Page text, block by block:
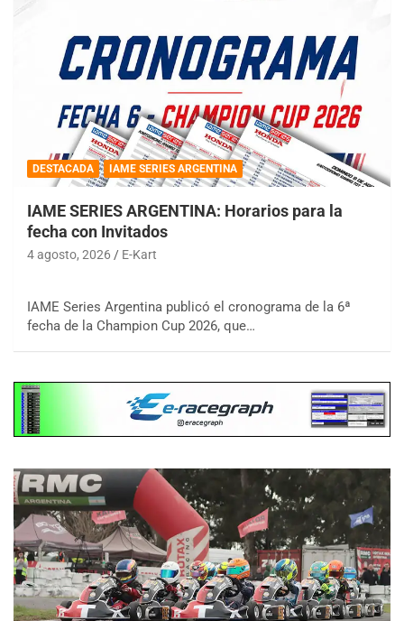
DESTACADA IAME SERIES ARGENTINA
IAME SERIES ARGENTINA: Horarios para la
fecha con Invitados
4 agosto, 2026 E-Kart
IAME Series Argentina publicó el cronograma de la 6ª
fecha de la Champion Cup 2026, que…